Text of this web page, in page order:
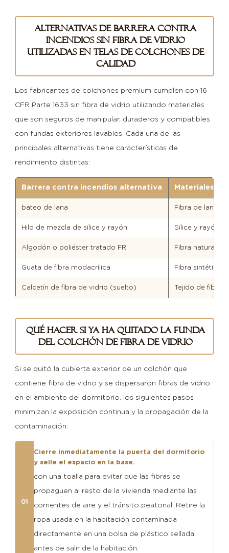
Alternativas de barrera contra
incendios sin fibra de vidrio
utilizadas en telas de colchones de
calidad
Los fabricantes de colchones premium cumplen con 16
CFR Parte 1633 sin fibra de vidrio utilizando materiales
que son seguros de manipular, duraderos y compatibles
con fundas exteriores lavables. Cada una de las
principales alternativas tiene características de
rendimiento distintas:
Barrera contra incendios alternativa Materialeses
bateo de lana Fibra de lana
Hilo de mezcla de sílice y rayón Sílice y rayón
Algodón o poliéster tratado FR Fibra natural o
Guata de fibra modacrílica Fibra sintética
Calcetín de fibra de vidrio (suelto) Tejido de fibra
Qué hacer si ya ha quitado la funda
del colchón de fibra de vidrio
Si se quitó la cubierta exterior de un colchón que
contiene fibra de vidrio y se dispersaron fibras de vidrio
en el ambiente del dormitorio, los siguientes pasos
minimizan la exposición continua y la propagación de la
contaminación:
01
Cierre inmediatamente la puerta del dormitorio
y selle el espacio en la base.
con una toalla para evitar que las fibras se
propaguen al resto de la vivienda mediante las
corrientes de aire y el tránsito peatonal. Retire la
ropa usada en la habitación contaminada
directamente en una bolsa de plástico sellada
antes de salir de la habitación.